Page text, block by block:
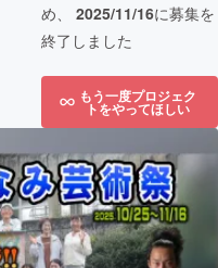
め、 2025/11/16に募集を
終了しました
もう一度プロジェク
トをやってほしい